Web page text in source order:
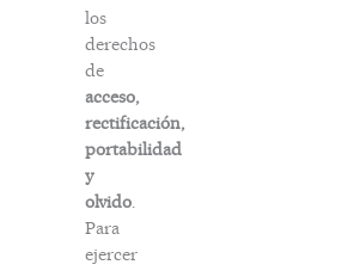
los
derechos
de
acceso,
rectificación,
portabilidad
y
olvido.
Para
ejercer